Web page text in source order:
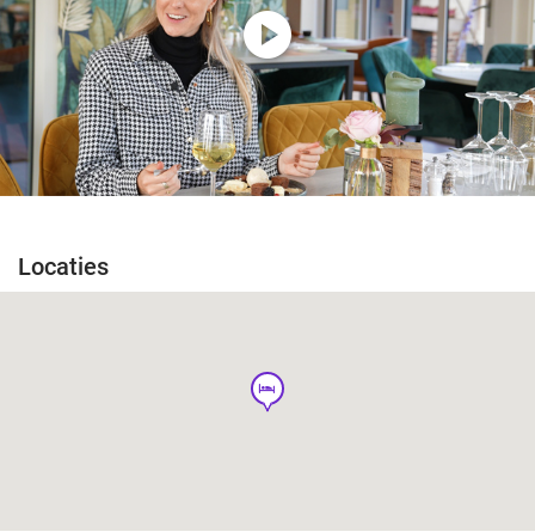
play_circle
Locaties
hotel